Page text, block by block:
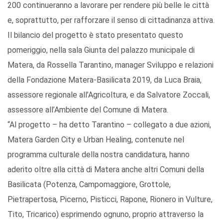
200 continueranno a lavorare per rendere più belle le città
e, soprattutto, per rafforzare il senso di cittadinanza attiva.
Il bilancio del progetto è stato presentato questo
pomeriggio, nella sala Giunta del palazzo municipale di
Matera, da Rossella Tarantino, manager Sviluppo e relazioni
della Fondazione Matera-Basilicata 2019, da Luca Braia,
assessore regionale all’Agricoltura, e da Salvatore Zoccali,
assessore all’Ambiente del Comune di Matera.
“Al progetto – ha detto Tarantino – collegato a due azioni,
Matera Garden City e Urban Healing, contenute nel
programma culturale della nostra candidatura, hanno
aderito oltre alla città di Matera anche altri Comuni della
Basilicata (Potenza, Campomaggiore, Grottole,
Pietrapertosa, Picerno, Pisticci, Rapone, Rionero in Vulture,
Tito, Tricarico) esprimendo ognuno, proprio attraverso la